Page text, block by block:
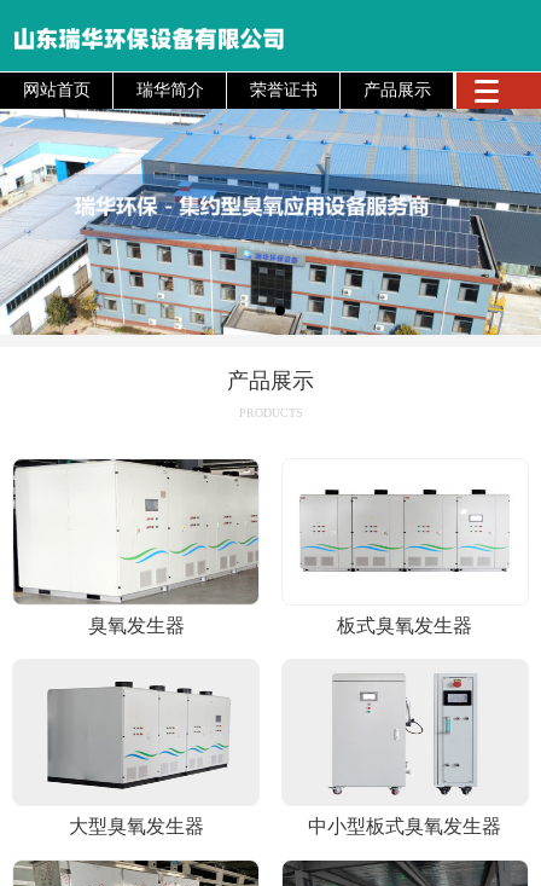
网站首页 瑞华简介 荣誉证书 产品展示
产品展示
PRODUCTS
臭氧发生器 板式臭氧发生器
大型臭氧发生器 中小型板式臭氧发生器